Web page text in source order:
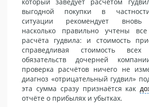
выгодной покупки в
ситуации рекомендует вновь
насколько правильно учтены
расчёта гудвила: и стоимость
справедливая стоимость
обязательств дочерней
проверка расчётов ничего не
диагноз «отрицательный гудвил»
эта сумма сразу признаётся как
отчёте о прибылях и убытках.